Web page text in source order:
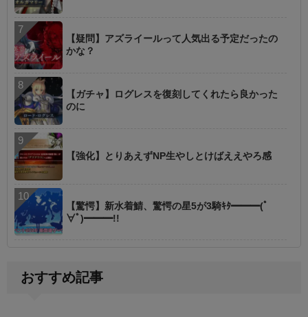
【疑問】アズライールって人気出る予定だったの
かな？
【ガチャ】ログレスを復刻してくれたら良かった
のに
【強化】とりあえずNP生やしとけばええやろ感
【驚愕】新水着鯖、驚愕の星5が3騎ｷﾀ━━━(ﾟ
∀ﾟ)━━━!!
おすすめ記事